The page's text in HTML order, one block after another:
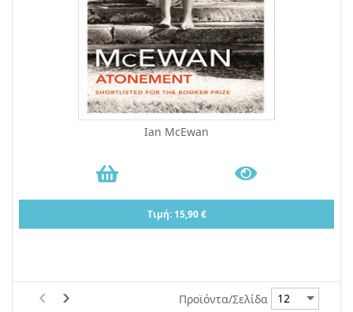
Ian McEwan
Τιμή: 15,90 €
Προϊόντα/Σελίδα